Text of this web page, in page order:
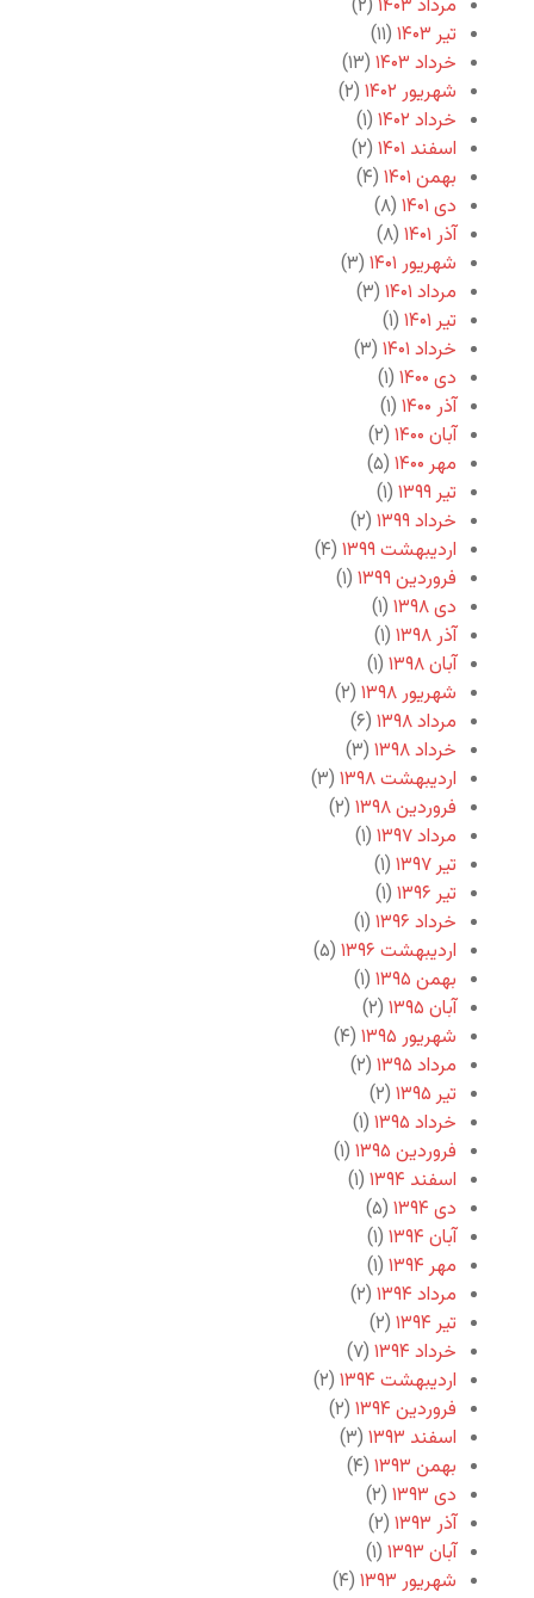
مرداد ۱۴۰۳
(۲)
تیر ۱۴۰۳
(۱۱)
خرداد ۱۴۰۳
(۱۳)
شهریور ۱۴۰۲
(۲)
خرداد ۱۴۰۲
(۱)
اسفند ۱۴۰۱
(۲)
بهمن ۱۴۰۱
(۴)
دی ۱۴۰۱
(۸)
آذر ۱۴۰۱
(۸)
شهریور ۱۴۰۱
(۳)
مرداد ۱۴۰۱
(۳)
تیر ۱۴۰۱
(۱)
خرداد ۱۴۰۱
(۳)
دی ۱۴۰۰
(۱)
آذر ۱۴۰۰
(۱)
آبان ۱۴۰۰
(۲)
مهر ۱۴۰۰
(۵)
تیر ۱۳۹۹
(۱)
خرداد ۱۳۹۹
(۲)
اردیبهشت ۱۳۹۹
(۴)
فروردین ۱۳۹۹
(۱)
دی ۱۳۹۸
(۱)
آذر ۱۳۹۸
(۱)
آبان ۱۳۹۸
(۱)
شهریور ۱۳۹۸
(۲)
مرداد ۱۳۹۸
(۶)
خرداد ۱۳۹۸
(۳)
اردیبهشت ۱۳۹۸
(۳)
فروردین ۱۳۹۸
(۲)
مرداد ۱۳۹۷
(۱)
تیر ۱۳۹۷
(۱)
تیر ۱۳۹۶
(۱)
خرداد ۱۳۹۶
(۱)
اردیبهشت ۱۳۹۶
(۵)
بهمن ۱۳۹۵
(۱)
آبان ۱۳۹۵
(۲)
شهریور ۱۳۹۵
(۴)
مرداد ۱۳۹۵
(۲)
تیر ۱۳۹۵
(۲)
خرداد ۱۳۹۵
(۱)
فروردین ۱۳۹۵
(۱)
اسفند ۱۳۹۴
(۱)
دی ۱۳۹۴
(۵)
آبان ۱۳۹۴
(۱)
مهر ۱۳۹۴
(۱)
مرداد ۱۳۹۴
(۲)
تیر ۱۳۹۴
(۲)
خرداد ۱۳۹۴
(۷)
اردیبهشت ۱۳۹۴
(۲)
فروردین ۱۳۹۴
(۲)
اسفند ۱۳۹۳
(۳)
بهمن ۱۳۹۳
(۴)
دی ۱۳۹۳
(۲)
آذر ۱۳۹۳
(۲)
آبان ۱۳۹۳
(۱)
شهریور ۱۳۹۳
(۴)